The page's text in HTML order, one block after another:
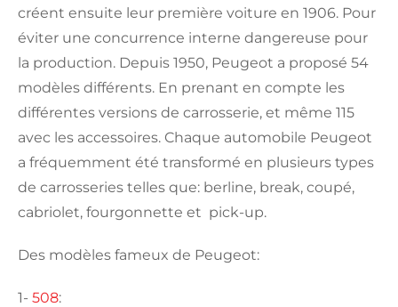
créent ensuite leur première voiture en 1906. Pour
éviter une concurrence interne dangereuse pour
la production. Depuis 1950, Peugeot a proposé 54
modèles différents. En prenant en compte les
différentes versions de carrosserie, et même 115
avec les accessoires. Chaque automobile Peugeot
a fréquemment été transformé en plusieurs types
de carrosseries telles que: berline, break, coupé,
cabriolet, fourgonnette et pick-up.
Des modèles fameux de Peugeot:
1- 508: